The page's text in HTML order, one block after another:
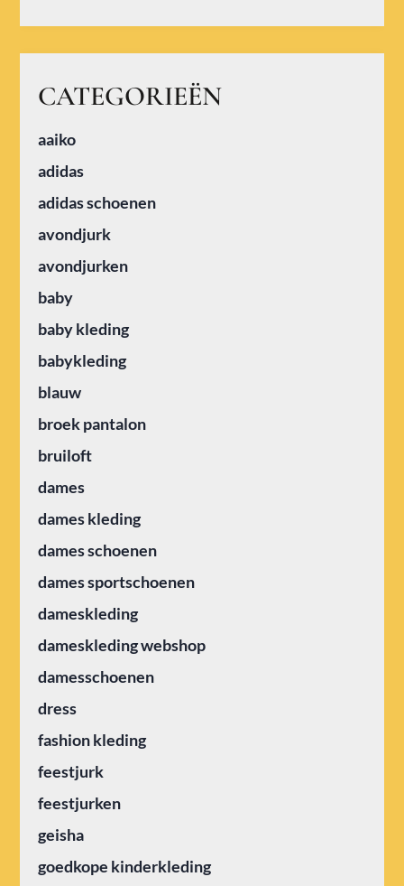
CATEGORIEËN
aaiko
adidas
adidas schoenen
avondjurk
avondjurken
baby
baby kleding
babykleding
blauw
broek pantalon
bruiloft
dames
dames kleding
dames schoenen
dames sportschoenen
dameskleding
dameskleding webshop
damesschoenen
dress
fashion kleding
feestjurk
feestjurken
geisha
goedkope kinderkleding